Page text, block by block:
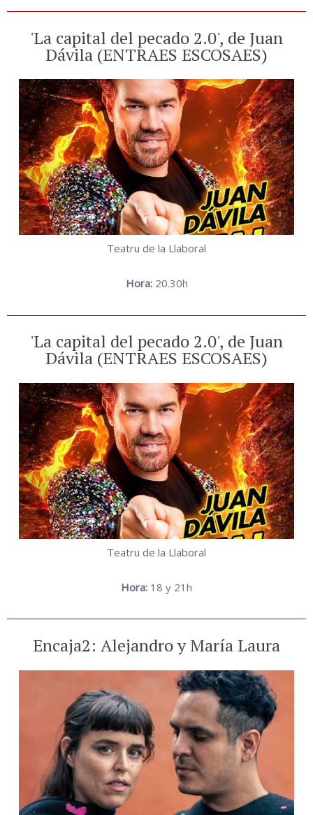
'La capital del pecado 2.0', de Juan
Dávila (ENTRAES ESCOSAES)
Teatru de la Llaboral
Hora:20.30h
'La capital del pecado 2.0', de Juan
Dávila (ENTRAES ESCOSAES)
Teatru de la Llaboral
Hora: 18 y 21h
Encaja2: Alejandro y María Laura